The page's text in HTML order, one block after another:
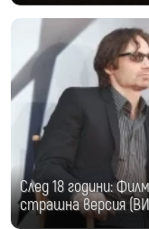
След 18 години:
страшна версия